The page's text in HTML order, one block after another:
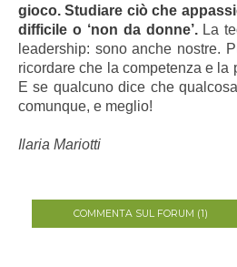
gioco. Studiare ciò che
difficile o ‘non da donne’.La
leadership: sono anche nostre.
ricordare che la competenza e la
E se qualcuno dice che
comunque, e meglio!
Ilaria Mariotti
COMMENTA SUL FORUM (1)